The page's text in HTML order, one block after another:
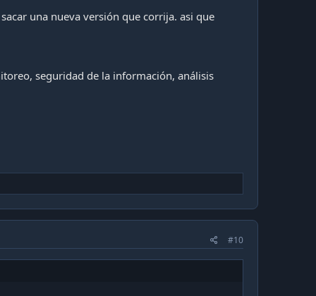
una nueva versión que corrija. asi que
seguridad de la información, análisis
#10